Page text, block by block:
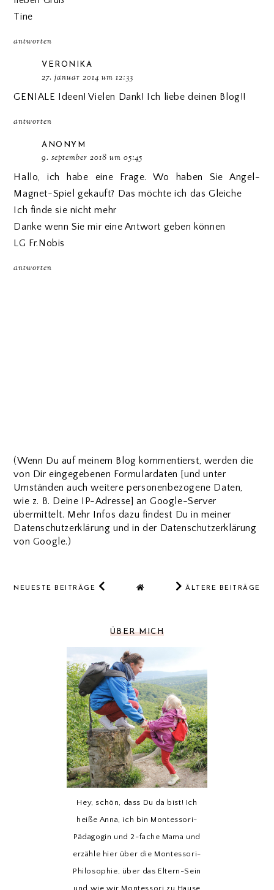
Tine
antworten
VERONIKA
27. januar 2014 um 12:33
GENIALE Ideen! Vielen Dank! Ich liebe deinen Blog!!
antworten
ANONYM
9. september 2018 um 05:45
Hallo, ich habe eine Frage. Wo haben Sie Angel-
Magnet-Spiel gekauft? Das möchte ich das Gleiche
Ich finde sie nicht mehr
Danke wenn Sie mir eine Antwort geben können
LG Fr.Nobis
antworten
(Wenn Du auf meinem Blog kommentierst, werden die
von Dir eingegebenen Formulardaten [und unter
Umständen auch weitere personenbezogene Daten,
wie z. B. Deine IP-Adresse] an Google-Server
übermittelt. Mehr Infos dazu findest Du in meiner
Datenschutzerklärung und in der Datenschutzerklärung
von Google.)
NEUESTE BEITRÄGE ÄLTERE BEITRÄGE
ÜBER MICH
Hey, schön, dass Du da bist! Ich
heiße Anna, ich bin Montessori-
Pädagogin und 2-fache Mama und
erzähle hier über die Montessori-
Philosophie, über das Eltern-Sein